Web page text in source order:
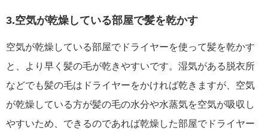
3.空気が乾燥している部屋で髪を乾かす
空気が乾燥している部屋でドライヤーを使って髪を乾かす
と、より早く髪の毛が乾きやすいです。湿気がある脱衣所
などでも髪の毛はドライヤーをかければ乾きますが、空気
が乾燥している方が髪の毛の水分や水蒸気を空気が吸収し
やすいため、できるのであれば乾燥した部屋でドライヤー